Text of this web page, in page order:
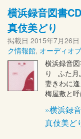
横浜録音図書
真伎美どり
掲載日 2015年7月26日
ク情報館, オーディオ
横浜録音
り ふた月
妻きわに
梅屋敷と
»横浜録
真伎美ど